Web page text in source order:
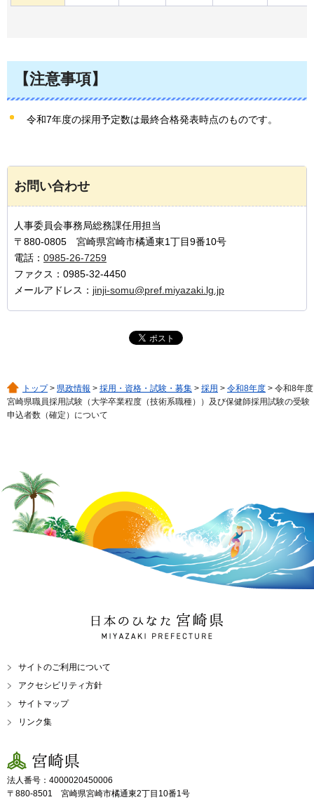
【注意事項】
令和7年度の採用予定数は最終合格発表時点のものです。
お問い合わせ
人事委員会事務局総務課任用担当
〒880-0805 宮崎県宮崎市橘通東1丁目9番10号
電話： 0985-26-7259
ファクス：0985-32-4450
メールアドレス： jinji-somu@pref.miyazaki.lg.jp
トップ> 県政情報 > 採用・資格・試験・募集 > 採用 > 令和8年度 > 令和8年度
宮崎県職員採用試験（大学卒業程度（技術系職種））及び保健師採用試験の受験
申込者数（確定）について
日本のひなた 宮崎県
MIYAZAKI PREFECTURE
サイトのご利用について
アクセシビリティ方針
サイトマップ
リンク集
宮崎県
法人番号：4000020450006
〒880-8501 宮崎県宮崎市橘通東2丁目10番1号